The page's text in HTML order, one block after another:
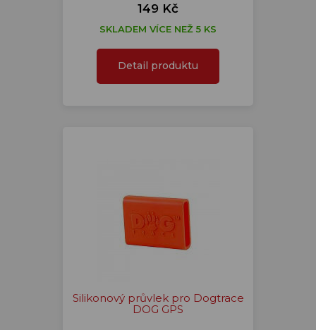
149 Kč
SKLADEM VÍCE NEŽ 5 KS
Detail produktu
Silikonový průvlek pro Dogtrace
DOG GPS